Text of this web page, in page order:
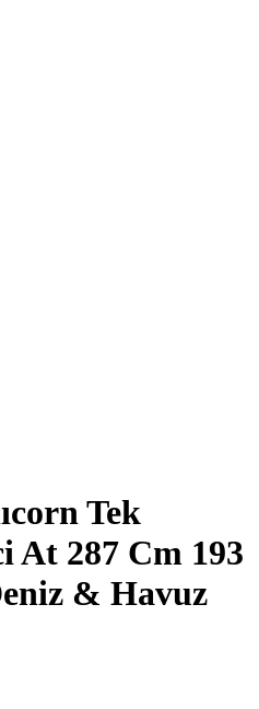
Tek
At 287 Cm 193
& Havuz